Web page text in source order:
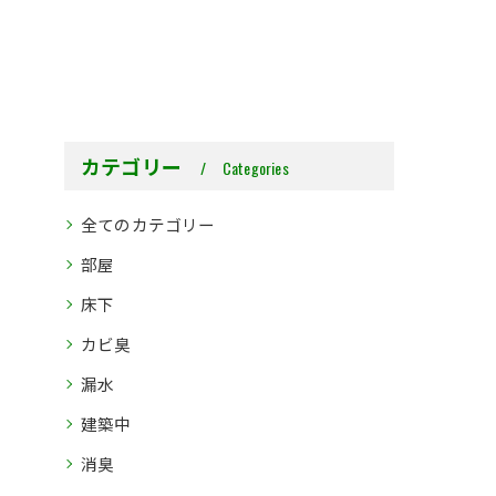
カテゴリー Categories
全てのカテゴリー
部屋
床下
カビ臭
漏水
建築中
消臭